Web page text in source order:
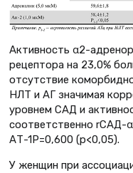
Активность α2-
рецептора на 23,0%
отсутствие
НЛТ и АГ значимая
уровнем САД и
соответственно rСАД-
АТ-1Р=0,600 (р<0,05).
У женщин при